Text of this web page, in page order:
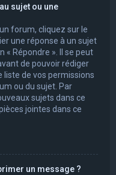
sujet ou une
forum, cliquez sur le
une réponse à un sujet
« Répondre ». Il se peut
de pouvoir rédiger
liste de vos permissions
ou du sujet. Par
sujets dans ce
jointes dans ce
un message ?